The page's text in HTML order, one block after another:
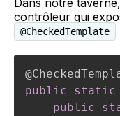
contrôleur qui
@CheckedTemplate
public
static
public